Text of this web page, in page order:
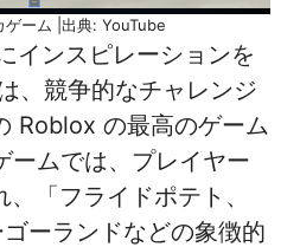
ゲーム |出典: YouTube
インスピレーションを
、競争的なチャレンジ
Roblox の最高のゲーム
ームでは、プレイヤー
「フライドポテト、
ーランドなどの象徴的